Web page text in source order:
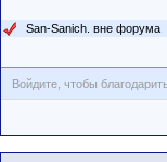
San-Sanich. вне форума
Войдите, чтобы благодарить